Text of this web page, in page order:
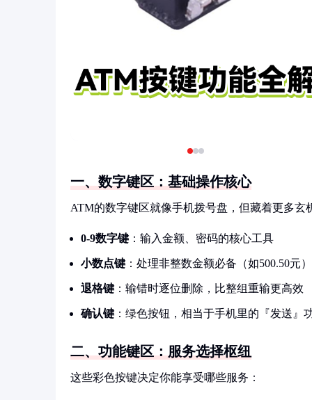
一、数字键区：基础操作核心
ATM的数字键区就像手机拨号盘，但藏着更多玄
0-9数字键 ：输入金额、密码的核心工具
小数点键 ：处理非整数金额必备（如500.50元）
退格键 ：输错时逐位删除，比整组重输更高效
确认键 ：绿色按钮，相当于手机里的『发送』
二、功能键区：服务选择枢纽
这些彩色按键决定你能享受哪些服务：